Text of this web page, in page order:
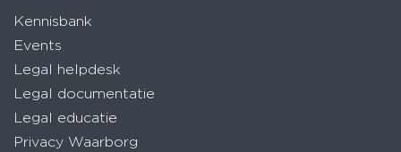
Kennisbank
Events
Legal helpdesk
Legal documentatie
Legal educatie
Privacy Waarborg